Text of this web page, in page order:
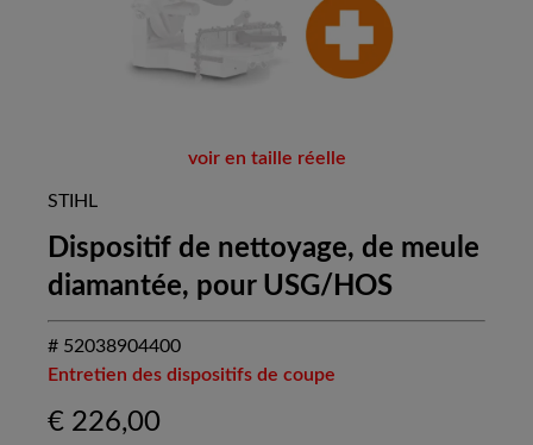
voir en taille réelle
STIHL
Dispositif de nettoyage, de meule
diamantée, pour USG/HOS
# 52038904400
Entretien des dispositifs de coupe
€ 226,00